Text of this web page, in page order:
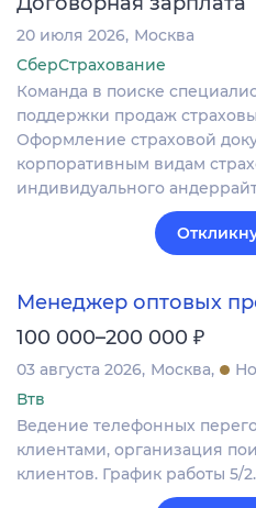
20 июля 2026 Москва
СберСтрахование
Команда в поиске
поддержки продаж
Оформление страховой
корпоративным видам
индивидуального
Менеджер оптовых
100 000–200 000 ₽
03 августа 2026 Москва
Втв
Ведение телефонных
клиентами, организация
клиентов. График работы 5/2.